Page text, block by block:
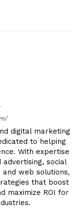
digital marketing
to helping
With expertise
advertising, social
web solutions,
that boost
maximize ROI for